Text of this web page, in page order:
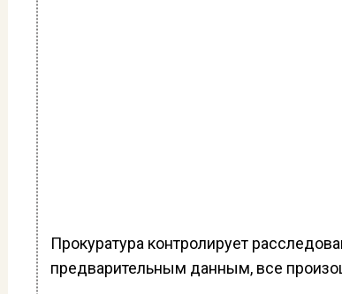
Прокуратура контролирует
предварительным данным, все